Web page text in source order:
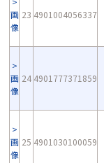
画
像
23 4901004056337
画
像
24 4901777371859
画
像
25 4901030100059